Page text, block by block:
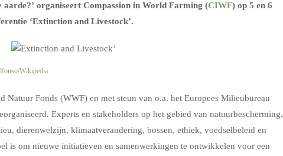
organiseert Compassion in World Farming (CIWF) op 5 en 6
‘Extinction and Livestock’.
Wikipedia
Natuur Fonds (WWF) en met steun van o.a. het Europees Milieubureau
Experts en stakeholders op het gebied van natuurbescherming,
dierenwelzijn, klimaatverandering, bossen, ethiek, voedselbeleid en
is om nieuwe initiatieven en samenwerkingen te ontwikkelen voor een